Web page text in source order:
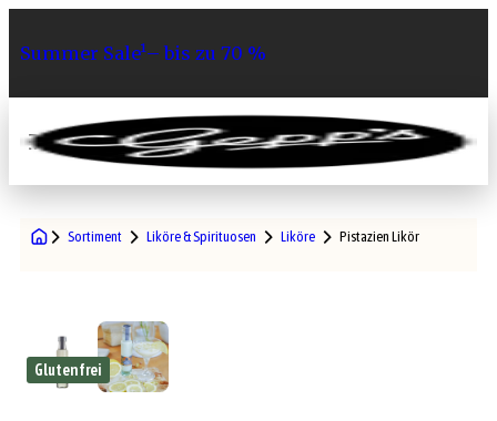
Summer Sale¹– bis zu 70 %
0
Sortiment Liköre & Spirituosen Liköre Pistazien Likör
Glutenfrei